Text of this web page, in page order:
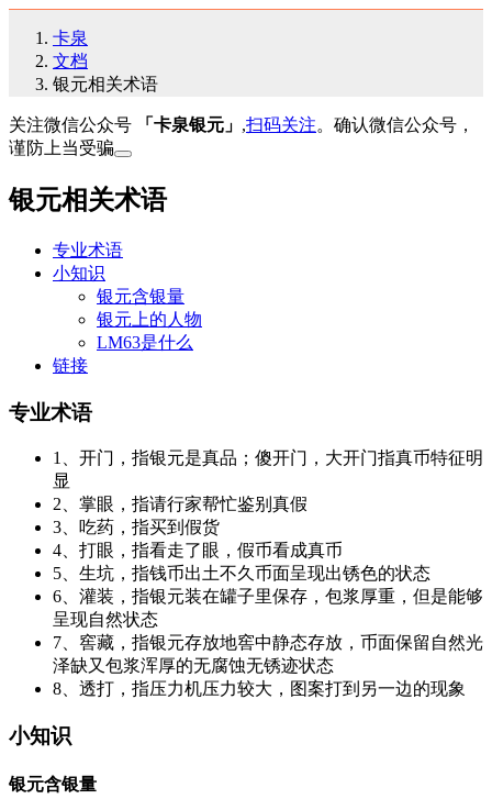
卡泉
文档
银元相关术语
关注微信公众号 「卡泉银元」 ,扫码关注。确认微信公众号，
谨防上当受骗
银元相关术语
专业术语
小知识
银元含银量
银元上的人物
LM63是什么
链接
专业术语
1、开门，指银元是真品；傻开门，大开门指真币特征明
显
2、掌眼，指请行家帮忙鉴别真假
3、吃药，指买到假货
4、打眼，指看走了眼，假币看成真币
5、生坑，指钱币出土不久币面呈现出锈色的状态
6、灌装，指银元装在罐子里保存，包浆厚重，但是能够
呈现自然状态
7、窖藏，指银元存放地窖中静态存放，币面保留自然光
泽缺又包浆浑厚的无腐蚀无锈迹状态
8、透打，指压力机压力较大，图案打到另一边的现象
小知识
银元含银量